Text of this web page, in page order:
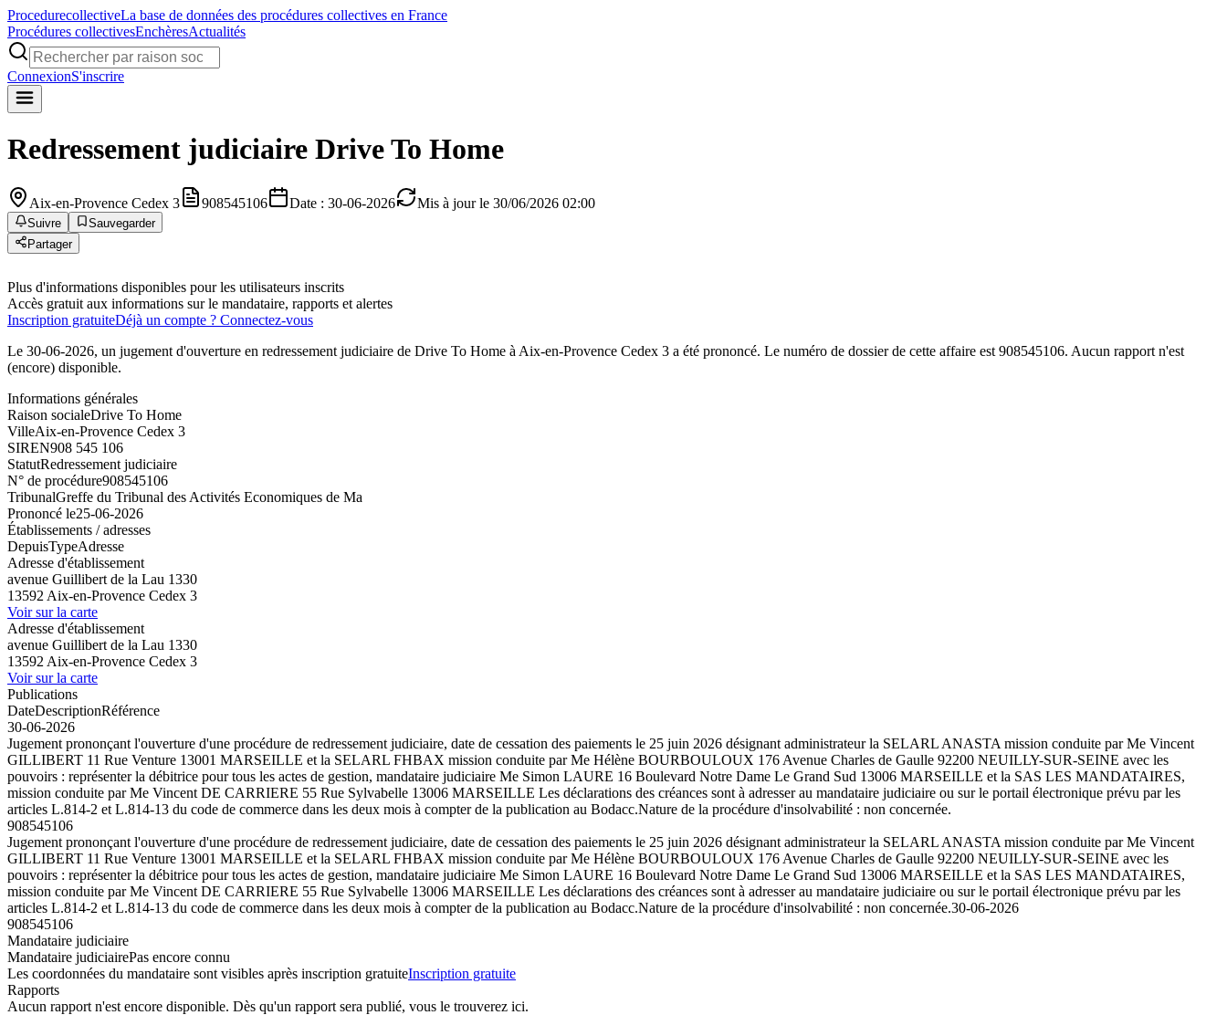
ProcedurecollectiveLa base de données des procédures collectives en France
Procédures collectivesEnchèresActualités
ConnexionS'inscrire
Redressement judiciaire Drive To Home
Aix-en-Provence Cedex 3 908545106 Date : 30-06-2026 Mis à jour le 30/06/2026 02:00
Suivre
Sauvegarder
Partager
Plus d'informations disponibles pour les utilisateurs inscrits
Accès gratuit aux informations sur le mandataire, rapports et alertes
Inscription gratuiteDéjà un compte ? Connectez-vous
Le 30-06-2026, un jugement d'ouverture en redressement judiciaire de Drive To Home à Aix-en-Provence Cedex 3 a été prononcé. Le numéro de dossier de cette affaire est 908545106. Aucun rapport n'est
(encore) disponible.
Informations générales
Raison socialeDrive To Home
VilleAix-en-Provence Cedex 3
SIREN908 545 106
StatutRedressement judiciaire
N° de procédure908545106
TribunalGreffe du Tribunal des Activités Economiques de Ma
Prononcé le25-06-2026
Établissements / adresses
DepuisTypeAdresse
Adresse d'établissement
avenue Guillibert de la Lau 1330
13592 Aix-en-Provence Cedex 3
Voir sur la carte
Adresse d'établissement
avenue Guillibert de la Lau 1330
13592 Aix-en-Provence Cedex 3
Voir sur la carte
Publications
DateDescriptionRéférence
30-06-2026
Jugement prononçant l'ouverture d'une procédure de redressement judiciaire, date de cessation des paiements le 25 juin 2026 désignant administrateur la SELARL ANASTA mission conduite par Me Vincent
GILLIBERT 11 Rue Venture 13001 MARSEILLE et la SELARL FHBAX mission conduite par Me Hélène BOURBOULOUX 176 Avenue Charles de Gaulle 92200 NEUILLY-SUR-SEINE avec les
pouvoirs : représenter la débitrice pour tous les actes de gestion, mandataire judiciaire Me Simon LAURE 16 Boulevard Notre Dame Le Grand Sud 13006 MARSEILLE et la SAS LES MANDATAIRES,
mission conduite par Me Vincent DE CARRIERE 55 Rue Sylvabelle 13006 MARSEILLE Les déclarations des créances sont à adresser au mandataire judiciaire ou sur le portail électronique prévu par les
articles L.814-2 et L.814-13 du code de commerce dans les deux mois à compter de la publication au Bodacc.Nature de la procédure d'insolvabilité : non concernée.
908545106
Jugement prononçant l'ouverture d'une procédure de redressement judiciaire, date de cessation des paiements le 25 juin 2026 désignant administrateur la SELARL ANASTA mission conduite par Me Vincent
GILLIBERT 11 Rue Venture 13001 MARSEILLE et la SELARL FHBAX mission conduite par Me Hélène BOURBOULOUX 176 Avenue Charles de Gaulle 92200 NEUILLY-SUR-SEINE avec les
pouvoirs : représenter la débitrice pour tous les actes de gestion, mandataire judiciaire Me Simon LAURE 16 Boulevard Notre Dame Le Grand Sud 13006 MARSEILLE et la SAS LES MANDATAIRES,
mission conduite par Me Vincent DE CARRIERE 55 Rue Sylvabelle 13006 MARSEILLE Les déclarations des créances sont à adresser au mandataire judiciaire ou sur le portail électronique prévu par les
articles L.814-2 et L.814-13 du code de commerce dans les deux mois à compter de la publication au Bodacc.Nature de la procédure d'insolvabilité : non concernée.30-06-2026
908545106
Mandataire judiciaire
Mandataire judiciairePas encore connu
Les coordonnées du mandataire sont visibles après inscription gratuiteInscription gratuite
Rapports
Aucun rapport n'est encore disponible. Dès qu'un rapport sera publié, vous le trouverez ici.